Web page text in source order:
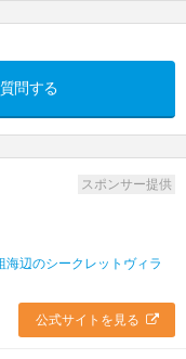
問する
スポンサー提供
海辺のシークレットヴィラ
公式サイトを見る